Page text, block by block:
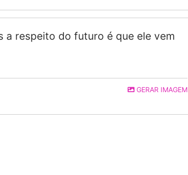
a respeito do futuro é que ele vem
GERAR IMAGEM